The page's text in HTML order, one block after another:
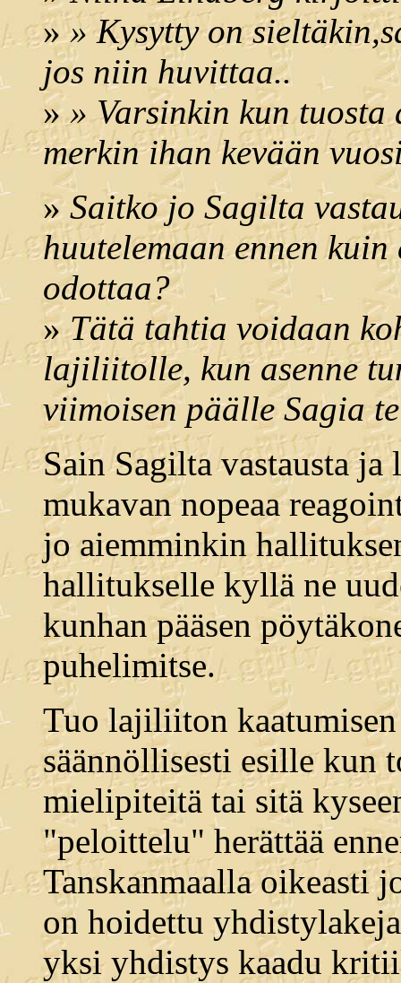
»» Kysytty on
jos niin huvittaa..
»» Varsinkin kun
merkin ihan kevään
» Saitko jo Sagilta
huutelemaan ennen
odottaa?
»Tätä tahtia voidaan
lajiliitolle, kun asenne
viimoisen päälle Sagia
Sain Sagilta vastausta
mukavan nopeaa
jo aiemminkin
hallitukselle kyllä ne
kunhan pääsen
puhelimitse.
Tuo lajiliiton
säännöllisesti esille kun
mielipiteitä tai sitä
"peloittelu" herättää
Tanskanmaalla oikeasti
on hoidettu
yksi yhdistys kaadu